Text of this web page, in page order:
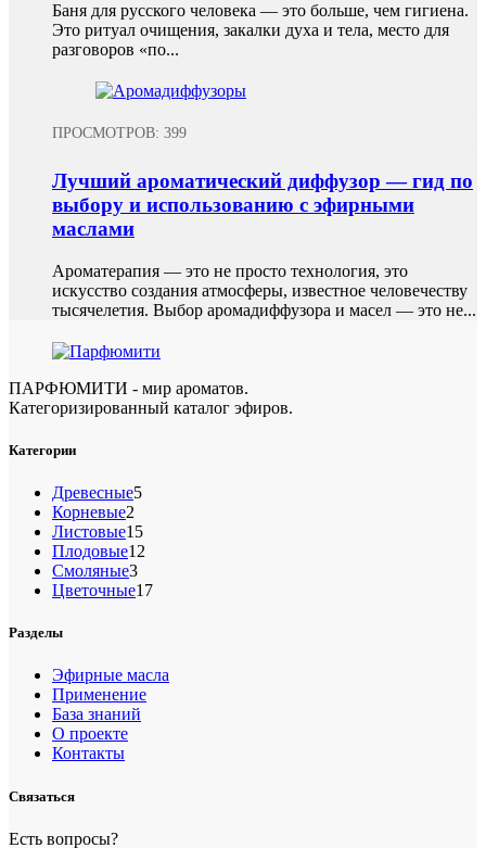
Баня для русского человека — это больше, чем гигиена.
Это ритуал очищения, закалки духа и тела, место для
разговоров «по...
ПРОСМОТРОВ: 399
Лучший ароматический диффузор — гид по
выбору и использованию с эфирными
маслами
Ароматерапия — это не просто технология, это
искусство создания атмосферы, известное человечеству
тысячелетия. Выбор аромадиффузора и масел — это не...
ПАРФЮМИТИ - мир ароматов.
Категоризированный каталог эфиров.
Категории
Древесные55
Корневые2
товара
Листовые1515
товаров
Плодовые12
Смоляные33
товара
Цветочные1717
Разделы
Эфирные масла
Применение
База знаний
О проекте
Контакты
Связаться
Есть вопросы?